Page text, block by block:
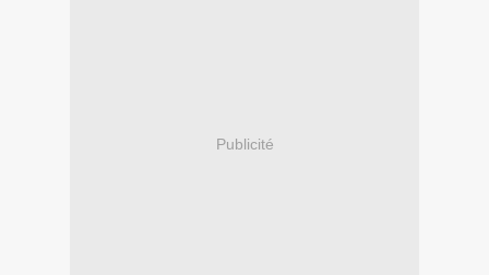
Publicité